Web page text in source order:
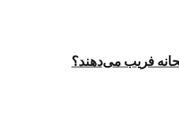
فریب می‌دهند؟